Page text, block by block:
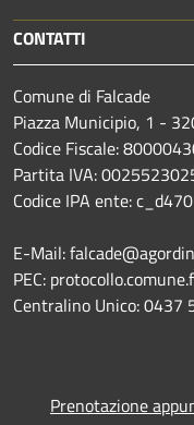
CONTATTI
Comune di Falcade
Piazza Municipio, 1 -
Codice Fiscale:
Partita IVA:
Codice IPA ente: c_d470
E-Mail:
PEC:
Centralino Unico: 0437
Prenotazione